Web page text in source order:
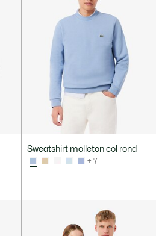
Sweatshirt molleton col rond
+ 7